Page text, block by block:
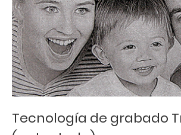
Tecnología de grabado